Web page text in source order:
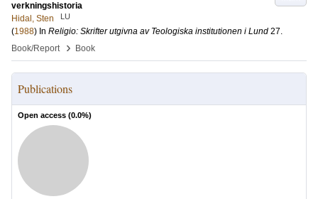
verkningshistoria
Hidal, Sten
LU
(1988) In Religio: Skrifter utgivna av Teologiska institutionen i Lund 27.
Book/Report
› Book
Publications
Open access (0.0%)